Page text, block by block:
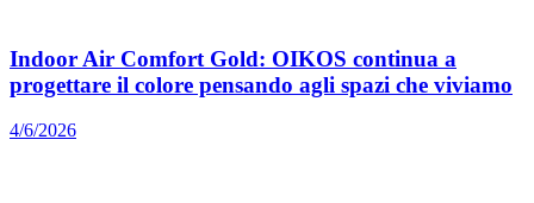
Indoor Air Comfort Gold: OIKOS continua a
progettare il colore pensando agli spazi che viviamo
4/6/2026